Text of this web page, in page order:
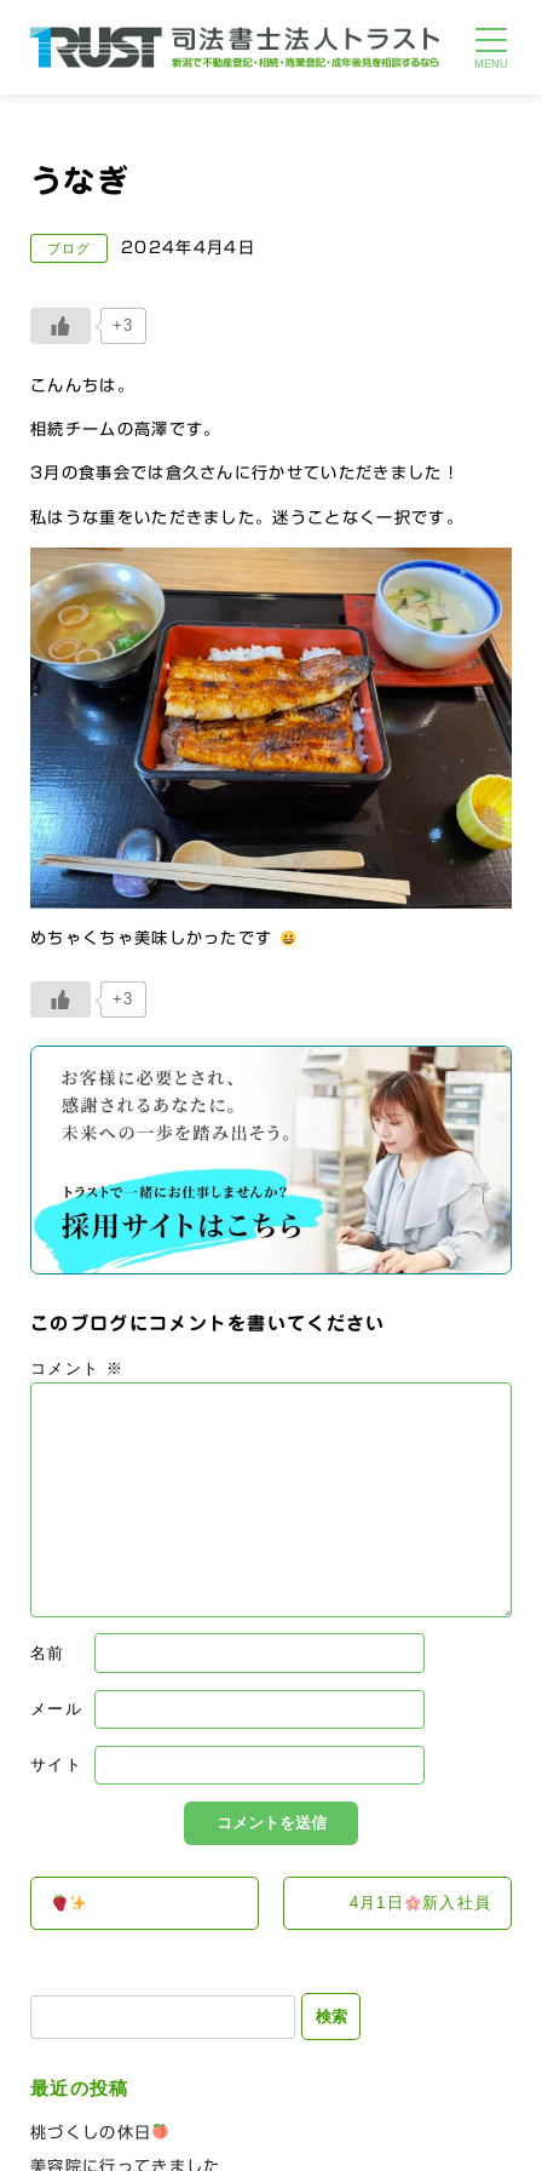
うなぎ
ブログ 2024年4月4日
+3
こんんちは。
相続チームの高澤です。
3月の食事会では倉久さんに行かせていただきました！
私はうな重をいただきました。迷うことなく一択です。
めちゃくちゃ美味しかったです
+3
このブログにコメントを書いてください
コメント ※
名前
メール
サイト
4月1日 新入社員
検
最近の投稿
桃づくしの休日
美容院に行ってきました